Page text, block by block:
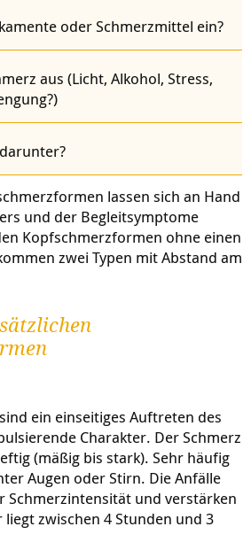
oder Schmerzmittel ein?
aus (Licht, Alkohol, Stress,
lassen sich an Hand
und der Begleitsymptome
Kopfschmerzformen ohne einen
zwei Typen mit Abstand am
ein einseitiges Auftreten des
Charakter. Der Schmerz
(mäßig bis stark). Sehr häufig
Augen oder Stirn. Die Anfälle
Schmerzintensität und verstärken
zwischen 4 Stunden und 3